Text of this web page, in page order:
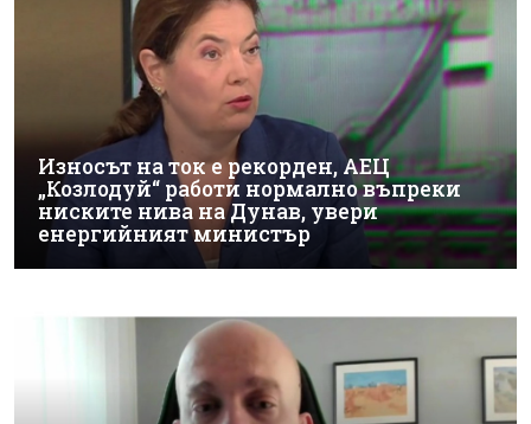
Износът на ток е рекорден, АЕЦ
„Козлодуй“ работи нормално въпреки
ниските нива на Дунав, увери
енергийният министър